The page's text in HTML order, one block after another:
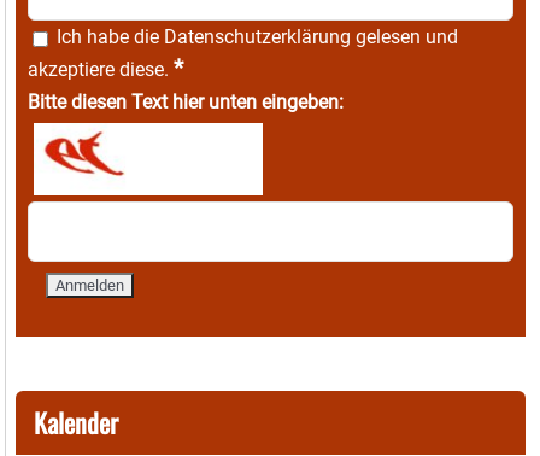
Ich habe die Datenschutzerklärung gelesen und
akzeptiere diese. *
Bitte diesen Text hier unten eingeben:
Kalender